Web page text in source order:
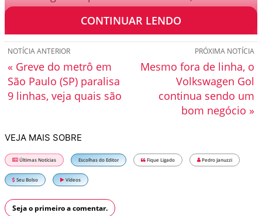
no impacto entre os dois veículos.
CONTINUAR LENDO
PRÓXIMA NOTÍCIA
Mesmo fora de linha, o
Volkswagen Gol
continua sendo um
bom negócio »
NOTÍCIA ANTERIOR
« Greve do metrô em
São Paulo (SP) paralisa
9 linhas, veja quais são
VEJA MAIS SOBRE
Últimas Notícias Escolhas do Editor Fique Ligado Pedro Januzzi
Seu Bolso Vídeos
Seja o primeiro a comentar.